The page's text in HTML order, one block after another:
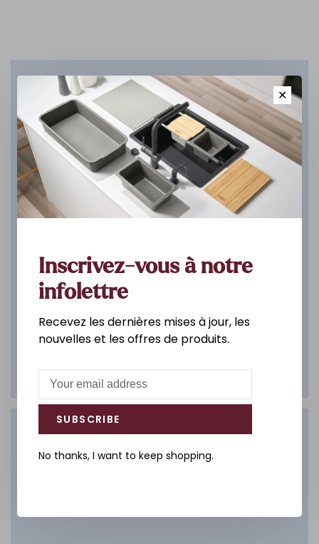
Cuisine
DÉCOUVREZ
Salle de bain
✕
Inscrivez-vous à notre
infolettre
Recevez les dernières mises à jour, les
nouvelles et les offres de produits.
SUBSCRIBE
No thanks, I want to keep shopping.